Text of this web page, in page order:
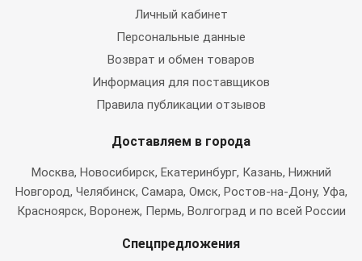
Личный кабинет
Персональные данные
Возврат и обмен товаров
Информация для поставщиков
Правила публикации отзывов
Доставляем в города
Москва, Новосибирск, Екатеринбург, Казань, Нижний
Новгород, Челябинск, Самара, Омск, Ростов-на-Дону, Уфа,
Красноярск, Воронеж, Пермь, Волгоград и по всей России
Спецпредложения